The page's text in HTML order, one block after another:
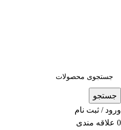
جستجو
ورود / ثبت نام
0 علاقه مندی